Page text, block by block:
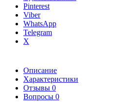
Pinterest
Viber
WhatsApp
Telegram
X
Описание
Характеристики
Отзывы 0
Вопросы 0